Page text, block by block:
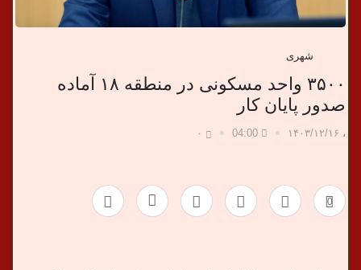
شهری
۳۵۰۰ واحد مسکونی در منطقه ۱۸ آماده
صدور پایان کار
، ۱۴۰۳/۱۲/۱۶ 04:00 ۰
0